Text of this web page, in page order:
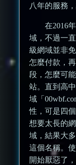
八年的服務
在2016
域，不過一
級網域並非
怎麼付款，
段，怎麼可
站。直到高
域「
性，可是四
想要太長的
域，結果大
這個名稱。
開始厭惡了